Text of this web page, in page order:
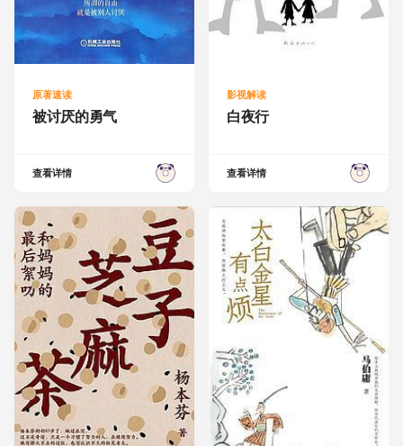
原著速读
被讨厌的勇气
查看详情
影视解读
白夜行
查看详情